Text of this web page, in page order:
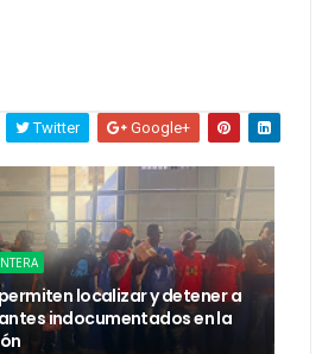
Twitter Google+
localizar y detener a
indocumentados en la